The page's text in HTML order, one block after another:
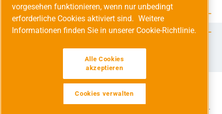
Umweltschutz & Partnerschaft
Jetzt auf Social Media folgen!
InstagramYouTubeLinkedIn
Alle Preise inkl. gesetzl. Mehrwertsteuer zzgl.
und ggf. Nachnahmegebühren, wenn nicht anders angegeben.
vorgesehen funktionieren, wenn nur unbedingt
erforderliche Cookies aktiviert sind. Weitere
Informationen finden Sie in unserer Cookie-Richtlinie.
Alle Cookies
akzeptieren
Cookies verwalten